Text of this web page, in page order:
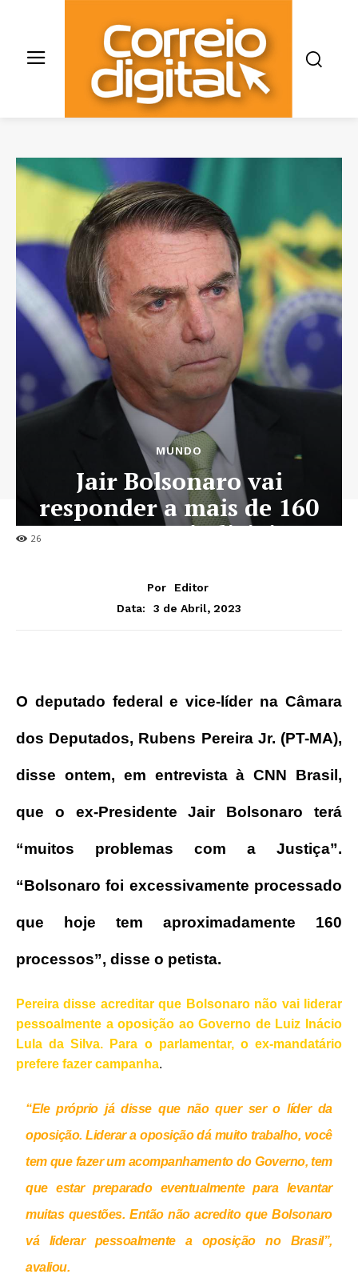
26
MUNDO
Jair Bolsonaro vai
responder a mais de 160
processos judiciais
Por
Editor
Data:
3 de Abril, 2023
O deputado federal e vice-líder na Câmara
dos Deputados, Rubens Pereira Jr. (PT-MA),
disse ontem, em entrevista à CNN Brasil,
que o ex-Presidente Jair Bolsonaro terá
“muitos problemas com a Justiça”.
“Bolsonaro foi excessivamente processado
que hoje tem aproximadamente 160
processos”, disse o petista.
Pereira disse acreditar que Bolsonaro não vai liderar
pessoalmente a oposição ao Governo de Luiz Inácio
Lula da Silva. Para o parlamentar, o ex-mandatário
prefere fazer campanha.
“Ele próprio já disse que não quer ser o líder da
oposição. Liderar a oposição dá muito trabalho, você
tem que fazer um acompanhamento do Governo, tem
que estar preparado eventualmente para levantar
muitas questões. Então não acredito que Bolsonaro
vá liderar pessoalmente a oposição no Brasil”,
avaliou.